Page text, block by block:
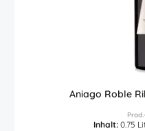
Aniago Roble
Inhalt: 0.75